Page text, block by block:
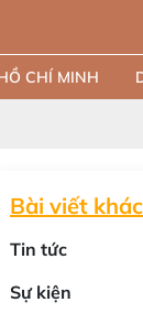
CHÍ MINH
Bài viết khác
Tin tức
Sự kiện